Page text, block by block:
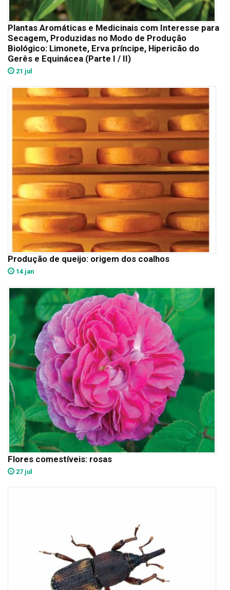
Plantas Aromáticas e Medicinais com Interesse para
Secagem, Produzidas no Modo de Produção
Biológico: Limonete, Erva príncipe, Hipericão do
Gerês e Equinácea (Parte I / II)
21 jul
Produção de queijo: origem dos coalhos
14 jan
Flores comestíveis: rosas
27 jul